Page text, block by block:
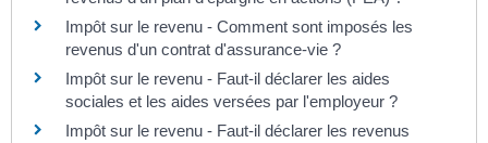
Impôt sur le revenu - Comment sont imposés les
revenus d'un contrat d'assurance-vie ?
Impôt sur le revenu - Faut-il déclarer les aides
sociales et les aides versées par l'employeur ?
Impôt sur le revenu - Faut-il déclarer les revenus